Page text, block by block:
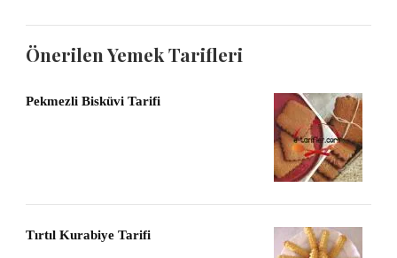
Önerilen Yemek Tarifleri
Pekmezli Bisküvi Tarifi
Tırtıl Kurabiye Tarifi